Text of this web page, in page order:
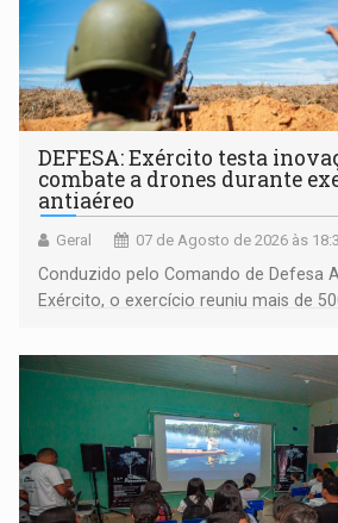
DEFESA: Exército testa
combate a drones durante
antiaéreo
Geral 07 de Agosto de 2026 às
Conduzido pelo Comando de Defesa
Exército, o exercício reuniu mais de